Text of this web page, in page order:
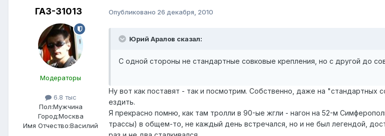
ГАЗ-31013
Модераторы
6.8 тыс
Пол:Мужчина
Город:Москва
Имя Отчество:Василий
Опубликовано 26 декабря, 2010
Юрий Аралов сказал:
С одной стороны не стандартные совковые крепления, но с другой до
Ну вот как поставят - так и посмотрим. Собственно, даже на "стандартных
ездить.
Я прекрасно помню, как там тролли в 90-ые жгли - нагон на 52-м
трассы) в общем-то, не каждый день встречался, но и не был легендой,